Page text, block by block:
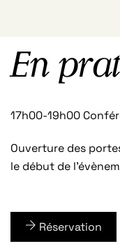
En
17h00-19h00
Ouverture des
le début de
Réservation